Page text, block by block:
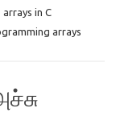
arrays in C
arrays